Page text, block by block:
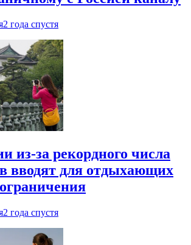
2 года спустя
из-за рекордного числа
вводят для отдыхающих
2 года спустя